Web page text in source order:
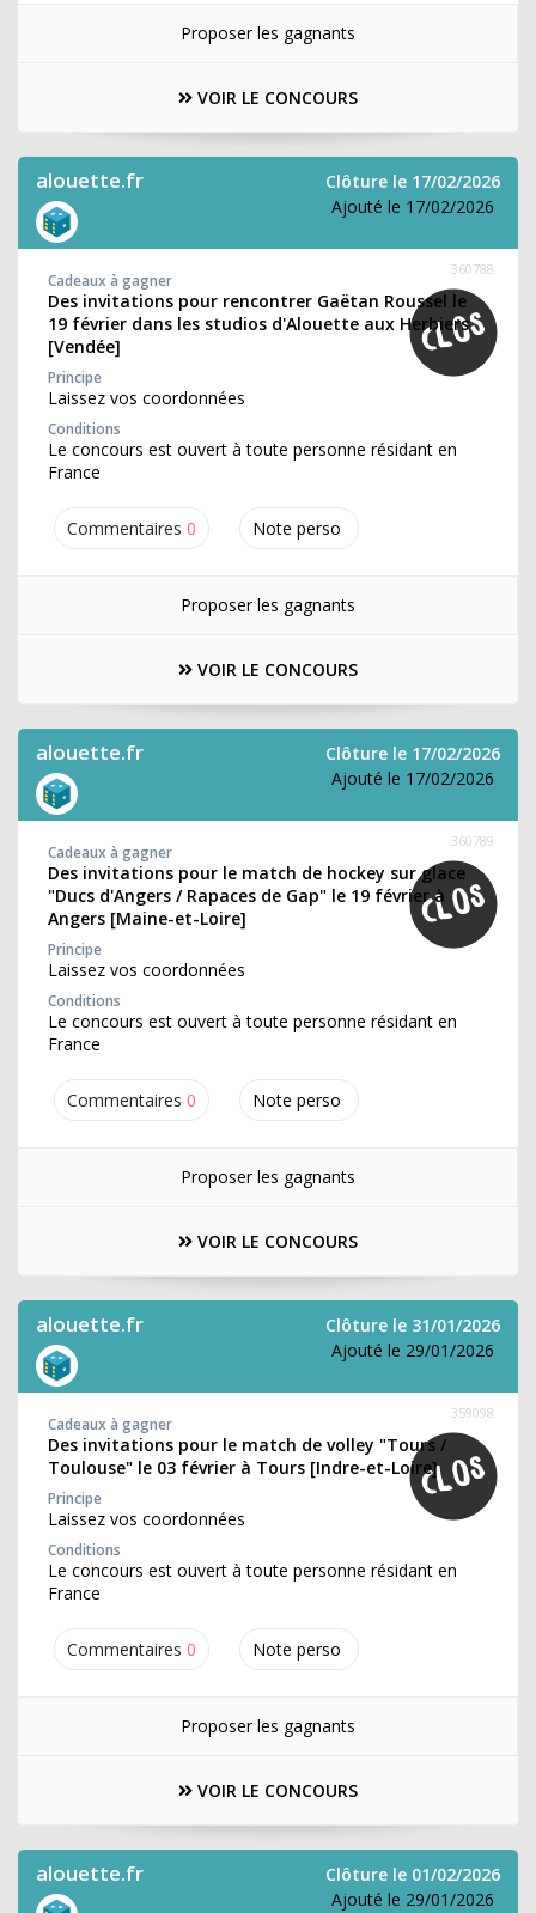
Proposer les gagnants
VOIR LE CONCOURS
alouette.fr
Clôture le 17/02/2026
Ajouté le 17/02/2026
Commentaires 0 Note perso
360788
Cadeaux à gagner
Des invitations pour rencontrer Gaëtan Roussel le
19 février dans les studios d'Alouette aux Herbiers
[Vendée]
Principe
Laissez vos coordonnées
Conditions
Le concours est ouvert à toute personne résidant en
France
Proposer les gagnants
VOIR LE CONCOURS
alouette.fr
Clôture le 17/02/2026
Ajouté le 17/02/2026
Commentaires 0 Note perso
360789
Cadeaux à gagner
Des invitations pour le match de hockey sur glace
"Ducs d'Angers / Rapaces de Gap" le 19 février à
Angers [Maine-et-Loire]
Principe
Laissez vos coordonnées
Conditions
Le concours est ouvert à toute personne résidant en
France
Proposer les gagnants
VOIR LE CONCOURS
alouette.fr
Clôture le 31/01/2026
Ajouté le 29/01/2026
Commentaires 0 Note perso
359098
Cadeaux à gagner
Des invitations pour le match de volley "Tours /
Toulouse" le 03 février à Tours [Indre-et-Loire]
Principe
Laissez vos coordonnées
Conditions
Le concours est ouvert à toute personne résidant en
France
Proposer les gagnants
VOIR LE CONCOURS
alouette.fr
Clôture le 01/02/2026
Ajouté le 29/01/2026